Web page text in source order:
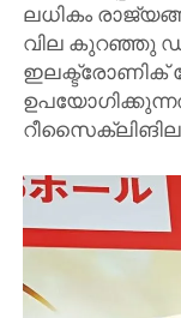
ലധികം
വില കുറഞ്ഞു